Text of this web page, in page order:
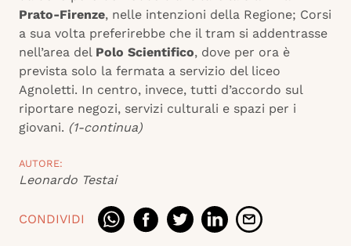
Prato-Firenze, nelle intenzioni della Regione; Corsi
a sua volta preferirebbe che il tram si addentrasse
nell’area del Polo Scientifico, dove per ora è
prevista solo la fermata a servizio del liceo
Agnoletti. In centro, invece, tutti d’accordo sul
riportare negozi, servizi culturali e spazi per i
giovani. (1-continua)
AUTORE:
Leonardo Testai
CONDIVIDI